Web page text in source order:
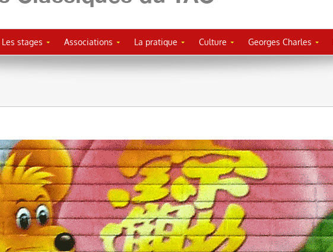
Les stages Associations La pratique Culture Georges Charles